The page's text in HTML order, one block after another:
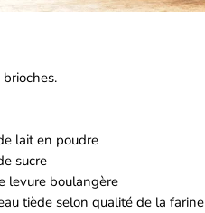
lait en poudre
sucre
levure boulangère
tiède selon qualité de la farine